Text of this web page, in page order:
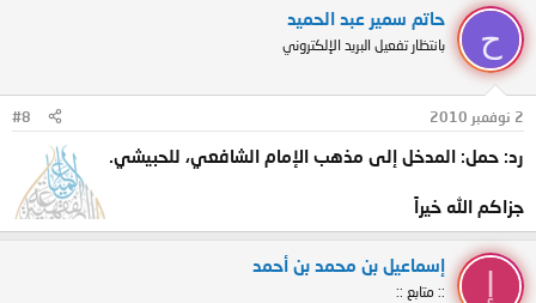
ح
حاتم سمير عبد الحميد
بانتظار تفعيل البريد الإلكتروني
2 نوفمبر 2010 #8
رد: حمل: المدخل إلى مذهب الإمام الشافعي، للحبيشي.
جزاكم الله خيراً
إسماعيل بن محمد بن أحمد
:: متابع ::